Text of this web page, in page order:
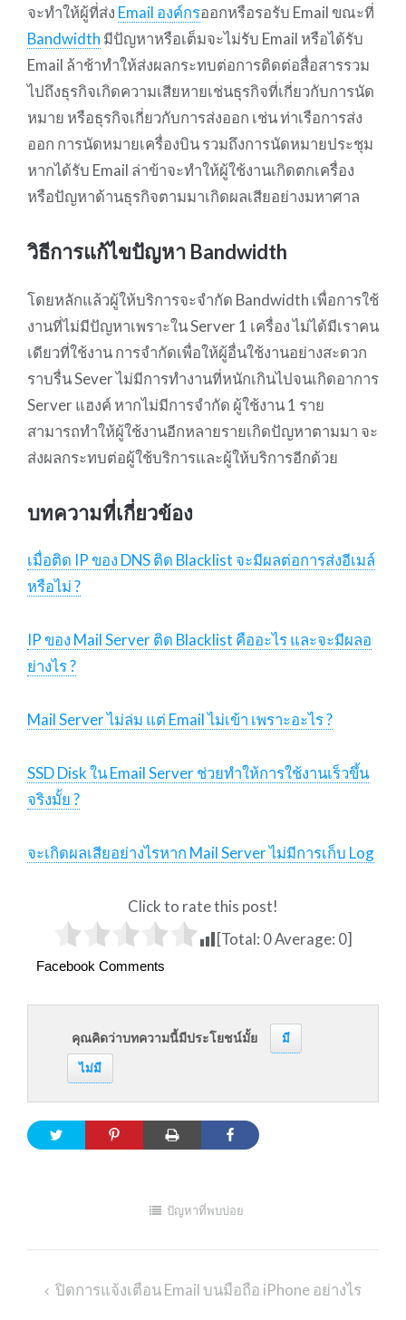
จะทำให้ผู้ที่ส่ง Email องค์กรออกหรือรอรับ Email ขณะที่
Bandwidth มีปัญหาหรือเต็มจะไม่รับ Email หรือได้รับ
Email ล้าช้าทำให้ส่งผลกระทบต่อการติดต่อสื่อสารรวม
ไปถึงธุรกิจเกิดความเสียหายเช่นธุรกิจที่เกี่ยวกับการนัด
หมาย หรือธุรกิจเกี่ยวกับการส่งออก เช่น ท่าเรือการส่ง
ออก การนัดหมายเครื่องบิน รวมถึงการนัดหมายประชุม
หากได้รับ Email ล่าข้าจะทำให้ผู้ใช้งานเกิดตกเครื่อง
หรือปัญหาด้านธุรกิจตามมาเกิดผลเสียอย่างมหาศาล
วิธีการแก้ไขปัญหา Bandwidth
โดยหลักแล้วผู้ให้บริการจะจำกัด Bandwidth เพื่อการใช้
งานที่ไม่มีปัญหาเพราะใน Server 1 เครื่อง ไม่ได้มีเราคน
เดียวที่ใช้งาน การจำกัดเพื่อให้ผู้อื่นใช้งานอย่างสะดวก
ราบรื่น Sever ไม่มีการทำงานที่หนักเกินไปจนเกิดอาการ
Server แฮงค์ หากไม่มีการจำกัด ผู้ใช้งาน 1 ราย
สามารถทำให้ผู้ใช้งานอีกหลายรายเกิดปัญหาตามมา จะ
ส่งผลกระทบต่อผู้ใช้บริการและผู้ให้บริการอีกด้วย
บทความที่เกี่ยวข้อง
เมื่อติด IP ของ DNS ติด Blacklist จะมีผลต่อการส่งอีเมล์
หรือไม่ ?
IP ของ Mail Server ติด Blacklist คืออะไร และจะมีผลอ
ย่างไร ?
Mail Server ไม่ล่ม แต่ Email ไม่เข้า เพราะอะไร ?
SSD Disk ใน Email Server ช่วยทำให้การใช้งานเร็วขึ้น
จริงมั้ย ?
จะเกิดผลเสียอย่างไรหาก Mail Server ไม่มีการเก็บ Log
Click to rate this post!
[Total: 0Average: 0]
Facebook Comments
คุณคิดว่าบทความนี้มีประโยชน์มั้ย มี
ไม่มี
ปัญหาที่พบบ่อย
ปิดการแจ้งเตือน Email บนมือถือ iPhone อย่างไร